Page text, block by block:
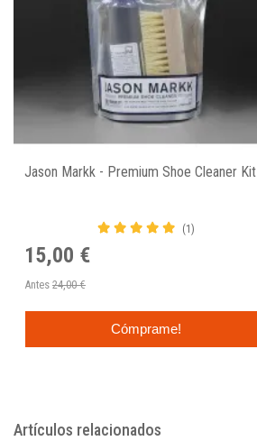
Jason Markk - Premium Shoe Cleaner Kit
(1)
15,00 €
Antes 24,00 €
Cómprame!
Artículos relacionados